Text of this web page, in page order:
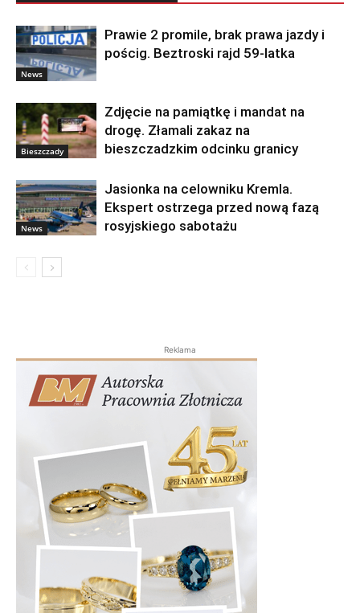
News
Prawie 2 promile, brak prawa jazdy i
pościg. Beztroski rajd 59-latka
Bieszczady
Zdjęcie na pamiątkę i mandat na
drogę. Złamali zakaz na
bieszczadzkim odcinku granicy
News
Jasionka na celowniku Kremla.
Ekspert ostrzega przed nową fazą
rosyjskiego sabotażu
Reklama